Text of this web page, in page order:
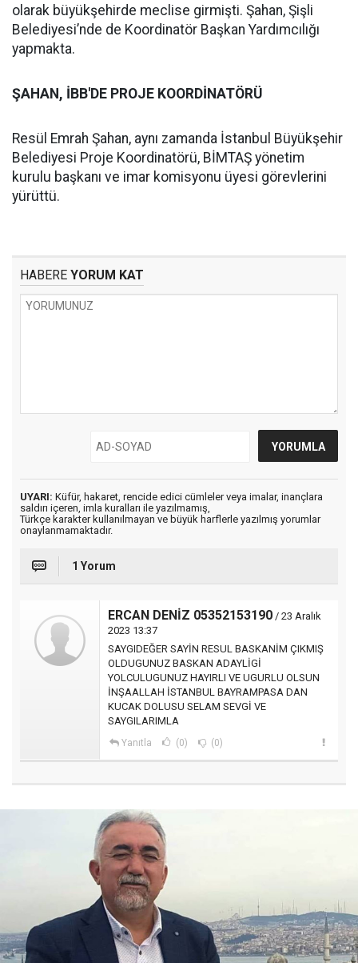
olarak büyükşehirde meclise girmişti. Şahan, Şişli
Belediyesi’nde de Koordinatör Başkan Yardımcılığı
yapmakta.
ŞAHAN, İBB'DE PROJE KOORDİNATÖRÜ
Resül Emrah Şahan, aynı zamanda İstanbul Büyükşehir
Belediyesi Proje Koordinatörü, BİMTAŞ yönetim
kurulu başkanı ve imar komisyonu üyesi görevlerini
yürüttü.
HABERE YORUM KAT
UYARI: Küfür, hakaret, rencide edici cümleler veya imalar, inançlara
saldırı içeren, imla kuralları ile yazılmamış,
Türkçe karakter kullanılmayan ve büyük harflerle yazılmış yorumlar
onaylanmamaktadır.
1 Yorum
ERCAN DENİZ 05352153190 / 23 Aralık
2023 13:37
SAYGIDEĞER SAYİN RESUL BASKANİM ÇIKMIŞ
OLDUGUNUZ BASKAN ADAYLİGİ
YOLCULUGUNUZ HAYIRLI VE UGURLU OLSUN
İNŞAALLAH İSTANBUL BAYRAMPASA DAN
KUCAK DOLUSU SELAM SEVGİ VE
SAYGILARIMLA
Yanıtla (0) (0)